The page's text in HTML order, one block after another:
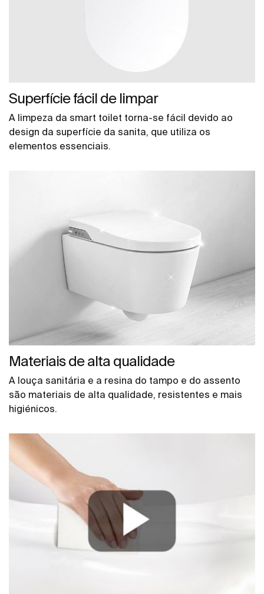
Superfície fácil de limpar
A limpeza da smart toilet torna-se fácil devido ao
design da superfície da sanita, que utiliza os
elementos essenciais.
Materiais de alta qualidade
A louça sanitária e a resina do tampo e do assento
são materiais de alta qualidade, resistentes e mais
higiénicos.